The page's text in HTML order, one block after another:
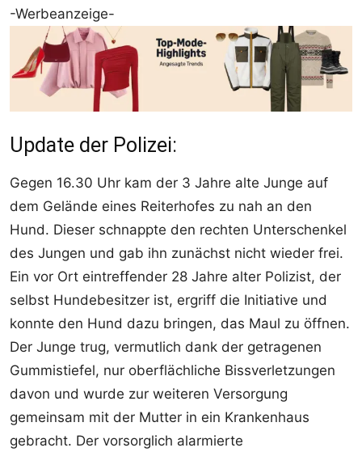
-Werbeanzeige-
Update der Polizei:
Gegen 16.30 Uhr kam der 3 Jahre alte Junge auf
dem Gelände eines Reiterhofes zu nah an den
Hund. Dieser schnappte den rechten Unterschenkel
des Jungen und gab ihn zunächst nicht wieder frei.
Ein vor Ort eintreffender 28 Jahre alter Polizist, der
selbst Hundebesitzer ist, ergriff die Initiative und
konnte den Hund dazu bringen, das Maul zu öffnen.
Der Junge trug, vermutlich dank der getragenen
Gummistiefel, nur oberflächliche Bissverletzungen
davon und wurde zur weiteren Versorgung
gemeinsam mit der Mutter in ein Krankenhaus
gebracht. Der vorsorglich alarmierte